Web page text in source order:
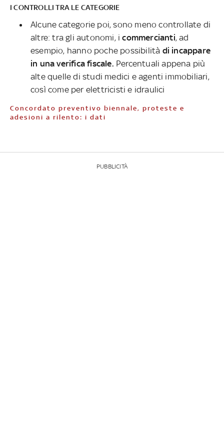
I CONTROLLI TRA LE CATEGORIE
Alcune categorie poi, sono meno controllate di
altre: tra gli autonomi, icommercianti, ad
esempio, hanno poche possibilità di incappare
in una verifica fiscale. Percentuali appena più
alte quelle di studi medici e agenti immobiliari,
così come per elettricisti e idraulici
Concordato preventivo biennale, proteste e
adesioni a rilento: i dati
PUBBLICITÀ